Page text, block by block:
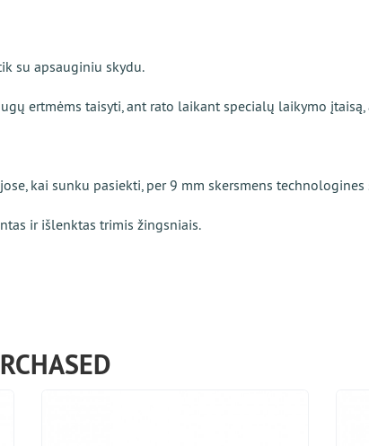
su apsauginiu skydu.
ertmėms taisyti, ant rato laikant specialų laikymo
kai sunku pasiekti, per 9 mm skersmens
ir išlenktas trimis žingsniais.